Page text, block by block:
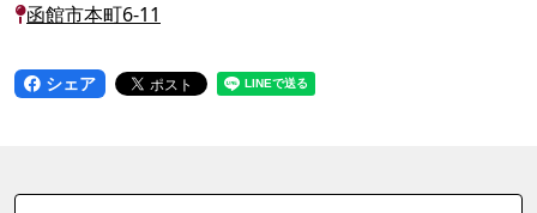
函館市本町6-11
シェア